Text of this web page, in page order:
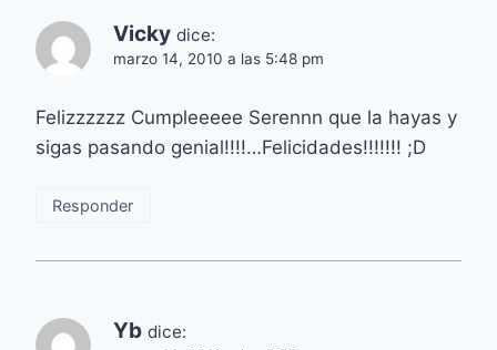
Vicky dice:
marzo 14, 2010 a las 5:48 pm
Felizzzzzz Cumpleeeee Serennn que la hayas y
sigas pasando genial!!!!…Felicidades!!!!!!! ;D
Responder
Yb dice: